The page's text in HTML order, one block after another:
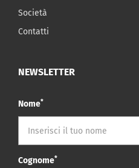
Società
Contatti
NEWSLETTER
Nome*
Cognome*